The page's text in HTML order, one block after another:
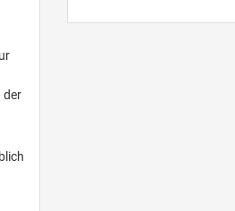
der